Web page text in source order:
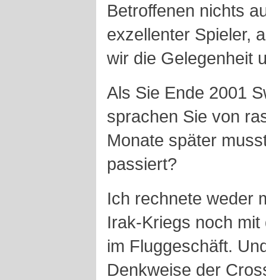
Betroffenen nichts
exzellenter Spieler,
wir die Gelegenheit
Als Sie Ende 2001
sprachen Sie von
Monate später
passiert?
Ich rechnete weder
Irak-Kriegs noch
im Fluggeschäft.
Denkweise der